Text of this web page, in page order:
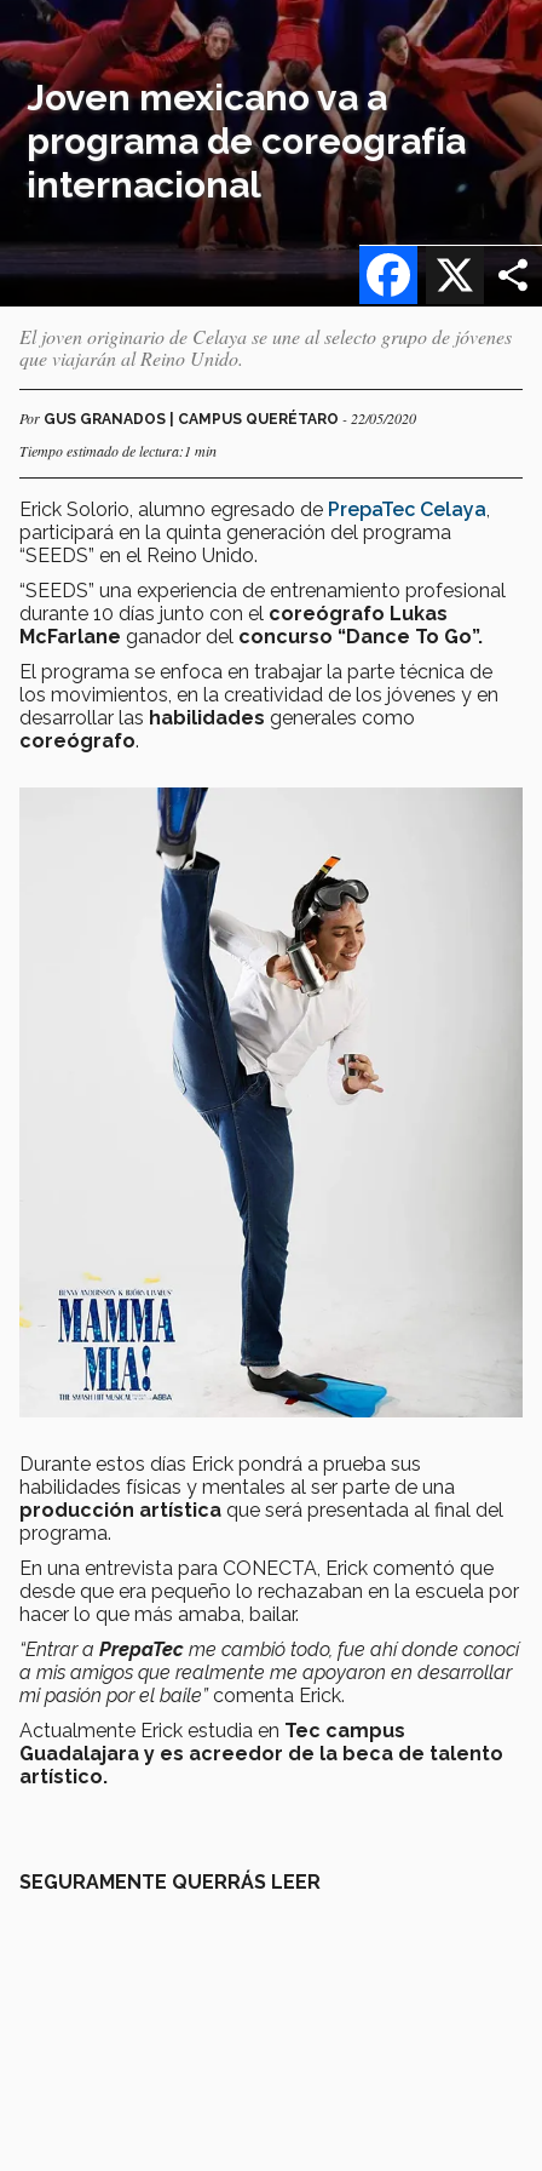
Joven mexicano va a
programa de coreografía
internacional
X
Facebook
El joven originario de Celaya se une al selecto grupo de jóvenes
que viajarán al Reino Unido.
Por GUS GRANADOS | CAMPUS QUERÉTARO - 22/05/2020
Tiempo estimado de lectura:1 min
Erick Solorio, alumno egresado de PrepaTec Celaya
participará en la quinta generación del programa
“SEEDS” en el Reino Unido.
“SEEDS” una experiencia de entrenamiento profesional
durante 10 días junto con el coreógrafo Lukas
McFarlane ganador del concurso “Dance To Go”.
El programa se enfoca en trabajar la parte técnica de
los movimientos, en la creatividad de los jóvenes y en
desarrollar las habilidades generales como
coreógrafo.
Durante estos días Erick pondrá a prueba sus
habilidades físicas y mentales al ser parte de una
producción artística que será presentada al final del
programa.
En una entrevista para CONECTA, Erick comentó que
desde que era pequeño lo rechazaban en la escuela por
hacer lo que más amaba, bailar.
“Entrar a PrepaTec me cambió todo, fue ahí donde conocí
a mis amigos que realmente me apoyaron en desarrollar
mi pasión por el baile”comenta Erick.
Actualmente Erick estudia en Tec campus
Guadalajara y es acreedor de la beca de talento
artístico.
SEGURAMENTE QUERRÁS LEER